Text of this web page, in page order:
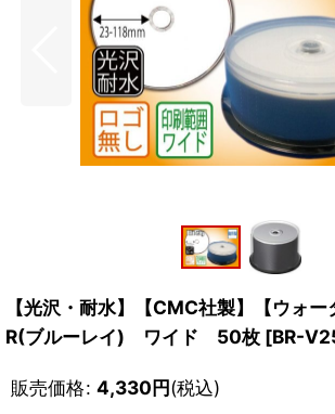
【光沢・耐水】【CMC社製】【ウォ
R(ブルーレイ) ワイド 50枚 [BR-
販売価格: 4,330円(税込)